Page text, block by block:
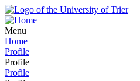
Menu
Home
Profile
Profile
Profile